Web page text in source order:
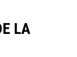
LA